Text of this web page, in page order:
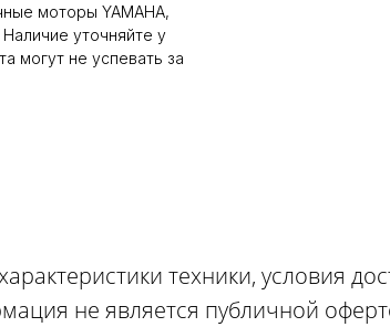
моторы YAMAHA,
Наличие уточняйте у
могут не успевать за
техники, условия
не является публичной